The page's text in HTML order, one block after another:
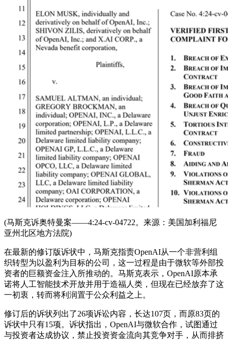
(马斯克诉奥特曼案——4:24-cv-04722。来源：美国加利福尼
亚州北区地方法院)
在最新的修订版诉状中，马斯克指责OpenAI从一个非营利组
织转型为以盈利为目标的公司，这一过程是由于微软等外部投
资者的巨额资金注入所推动的。马斯克表示，OpenAI原本承
诺将人工智能技术开放并用于造福人类，但现在已经放弃了这
一初衷，转而将利润置于公众利益之上。
修订后的诉状列出了26项诉讼内容，长达107页，而原83页的
诉状中只有15项。诉状指出，OpenAI与微软合作，试图通过
与投资者达成协议，禁止投资资金流向其竞争对手，从而排挤